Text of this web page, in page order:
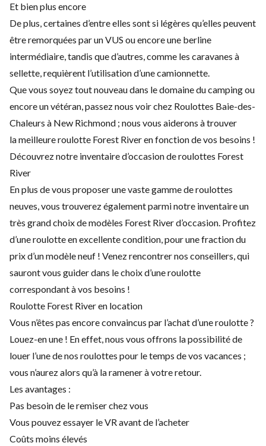
Et bien plus encore
De plus, certaines d’entre elles sont si légères qu’elles peuvent
être remorquées par un VUS ou encore une berline
intermédiaire, tandis que d’autres, comme les caravanes à
sellette, requièrent l’utilisation d’une camionnette.
Que vous soyez tout nouveau dans le domaine du camping ou
encore un vétéran, passez nous voir chez Roulottes Baie-des-
Chaleurs à New Richmond ; nous vous aiderons à trouver
la meilleure roulotte Forest River en fonction de vos besoins !
Découvrez notre inventaire d’occasion de roulottes Forest
River
En plus de vous proposer une vaste gamme de roulottes
neuves, vous trouverez également parmi notre inventaire un
très grand choix de modèles Forest River d’occasion. Profitez
d’une roulotte en excellente condition, pour une fraction du
prix d’un modèle neuf ! Venez rencontrer nos conseillers, qui
sauront vous guider dans le choix d’une roulotte
correspondant à vos besoins !
Roulotte Forest River en location
Vous n’êtes pas encore convaincus par l’achat d’une roulotte ?
Louez-en une ! En effet, nous vous offrons la possibilité de
louer l’une de nos roulottes pour le temps de vos vacances ;
vous n’aurez alors qu’à la ramener à votre retour.
Les avantages :
Pas besoin de le remiser chez vous
Vous pouvez essayer le VR avant de l’acheter
Coûts moins élevés